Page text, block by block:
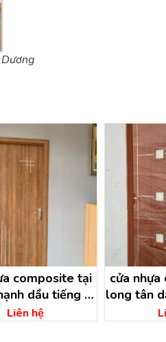
composite tại
dầu tiếng –
bình dương
Liên hệ
cửa
long tân